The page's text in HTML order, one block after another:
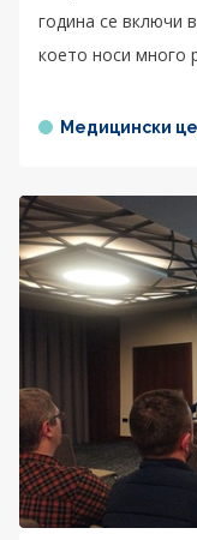
година се включи
което носи много
Медицински